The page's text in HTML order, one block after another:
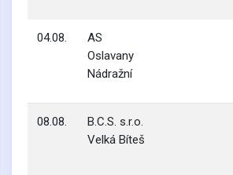
04.08.
AS
Oslavany
Nádražní
08.08.
B.C.S. s.r.o.
Velká Bíteš